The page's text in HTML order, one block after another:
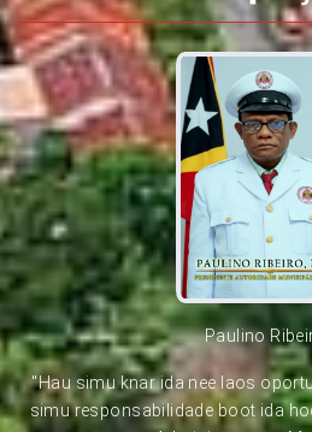
Paulino
"Hau simu knar ida nee laos
simu responsabilidade boot ida